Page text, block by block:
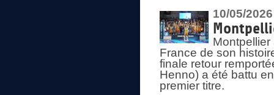
10/05/2026
France de son
finale retour
Henno) a été battu
premier titre.